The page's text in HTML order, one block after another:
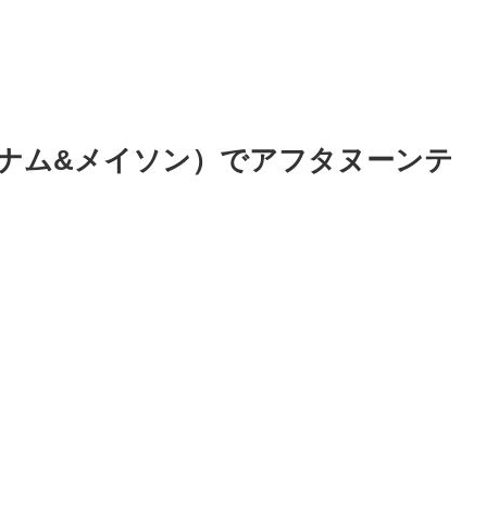
ム&メイソン）でアフタヌーンテ